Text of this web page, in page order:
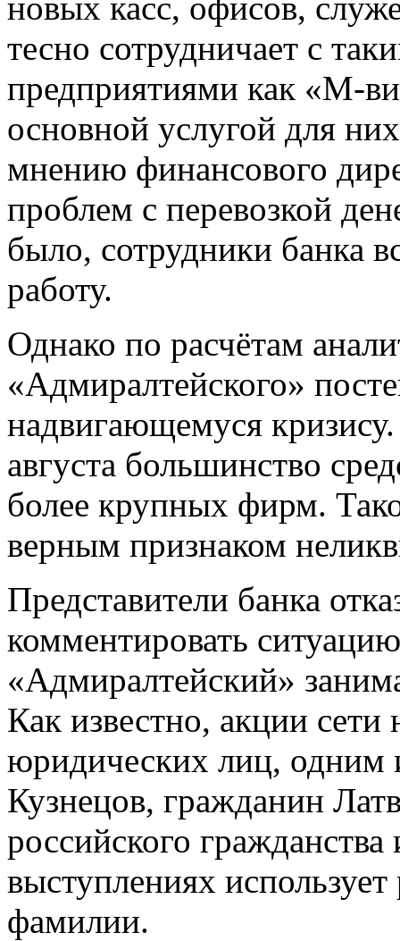
тесно сотрудничает с
предприятиями как «М-
основной услугой для
мнению финансового
проблем с перевозкой
было, сотрудники банка
работу.
Однако по расчётам
«Адмиралтейского»
надвигающемуся
августа большинство
более крупных фирм.
верным признаком
Представители банка
комментировать
«Адмиралтейский»
Как известно, акции сети
юридических лиц, одним
Кузнецов, гражданин
российского
выступлениях
фамилии.